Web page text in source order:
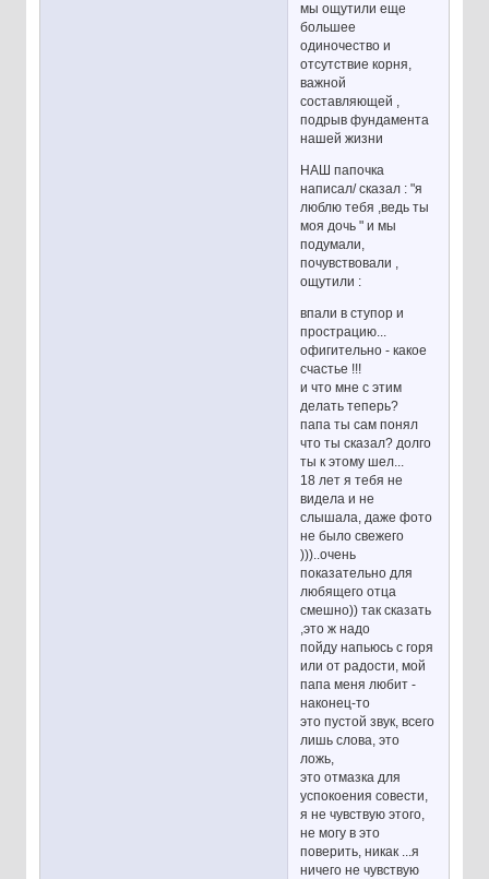
мы ощутили еще
большее
одиночество и
отсутствие корня,
важной
составляющей ,
подрыв фундамента
нашей жизни
НАШ папочка
написал/ сказал : "я
люблю тебя ,ведь ты
моя дочь " и мы
подумали,
почувствовали ,
ощутили :
впали в ступор и
прострацию...
офигительно - какое
счастье !!!
и что мне с этим
делать теперь?
папа ты сам понял
что ты сказал? долго
ты к этому шел...
18 лет я тебя не
видела и не
слышала, даже фото
не было свежего
)))..очень
показательно для
любящего отца
смешно)) так сказать
,это ж надо
пойду напьюсь с горя
или от радости, мой
папа меня любит -
наконец-то
это пустой звук, всего
лишь слова, это
ложь,
это отмазка для
успокоения совести,
я не чувствую этого,
не могу в это
поверить, никак ...я
ничего не чувствую